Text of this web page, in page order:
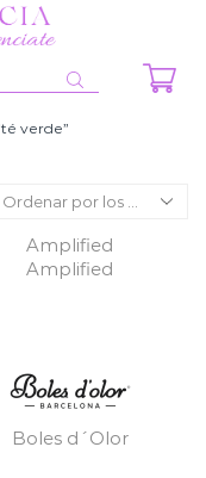
verde”
Amplified
Amplified
Boles d´Olor